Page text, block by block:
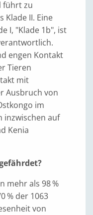
führt zu
Klade II. Eine
I, "Klade 1b", ist
engen Kontakt
Tieren
mit
Ausbruch von
im
inzwischen auf
Kenia
mehr als 98 %
% der 1063
von